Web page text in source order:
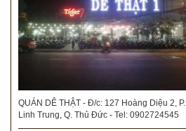
QUÁN DÊ THẬT - Đ/c: 127 Hoàng Diệu 2, P.
Linh Trung, Q. Thủ Đức - Tel: 0902724545